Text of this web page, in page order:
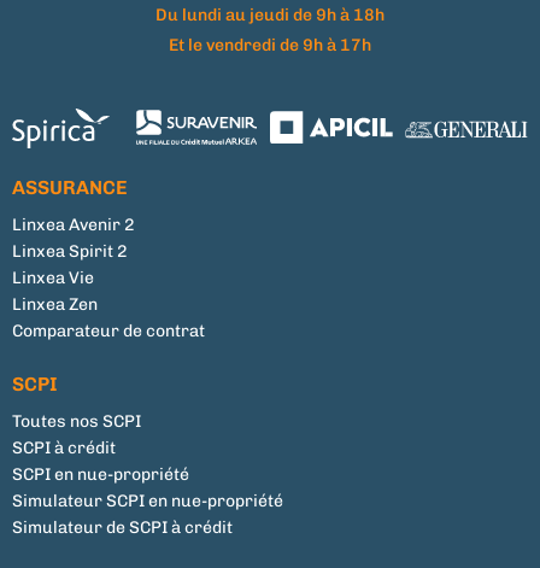
Du lundi au jeudi de 9h à 18h
Et le vendredi de 9h à 17h
ASSURANCE
Linxea Avenir 2
Linxea Spirit 2
Linxea Vie
Linxea Zen
Comparateur de contrat
SCPI
Toutes nos SCPI
SCPI à crédit
SCPI en nue-propriété
Simulateur SCPI en nue-propriété
Simulateur de SCPI à crédit